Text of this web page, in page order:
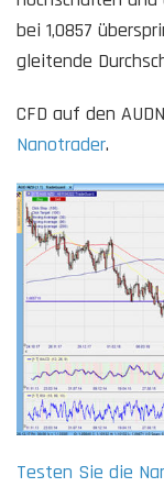
bei 1,0857
gleitende
CFD auf den
Nanotrader.
Testen Sie die